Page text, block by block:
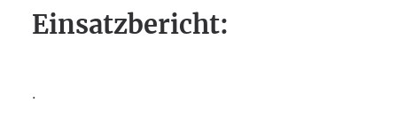
Einsatzbericht:
.